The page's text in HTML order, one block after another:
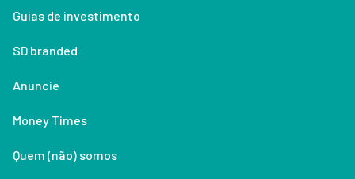
Guias de investimento
SD branded
Anuncie
Money Times
Quem (não) somos